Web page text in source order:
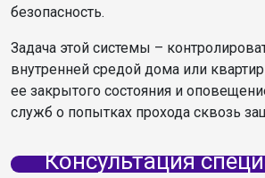
безопасность.
Задача этой системы –
внутренней средой дома или
ее закрытого состояния и
служб о попытках прохода сквозь
Консультация